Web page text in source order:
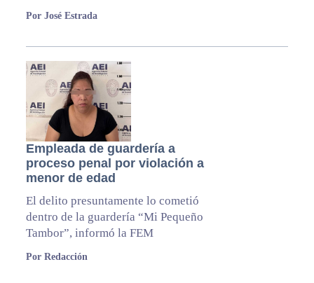
Por José Estrada
Empleada de guardería a
proceso penal por violación a
menor de edad
El delito presuntamente lo cometió
dentro de la guardería “Mi Pequeño
Tambor”, informó la FEM
Por Redacción